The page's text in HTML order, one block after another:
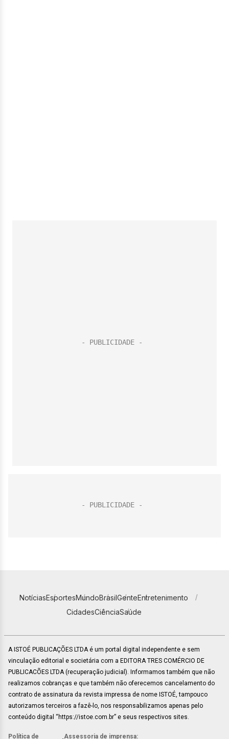
NotíciasEsportesMundoBrasilGenteEntretenimento
CidadesCiênciaSaúde
A ISTOÉ PUBLICAÇÕES LTDA é um portal digital independente e sem
vinculação editorial e societária com a EDITORA TRES COMÉRCIO DE
PUBLICACÕES LTDA (recuperação judicial). Informamos também que não
realizamos cobranças e que também não oferecemos cancelamento do
contrato de assinatura da revista impressa de nome ISTOÉ, tampouco
autorizamos terceiros a fazê-lo, nos responsabilizamos apenas pelo
conteúdo digital “https://istoe.com.br” e seus respectivos sites.
Política de Assessoria de imprensa: